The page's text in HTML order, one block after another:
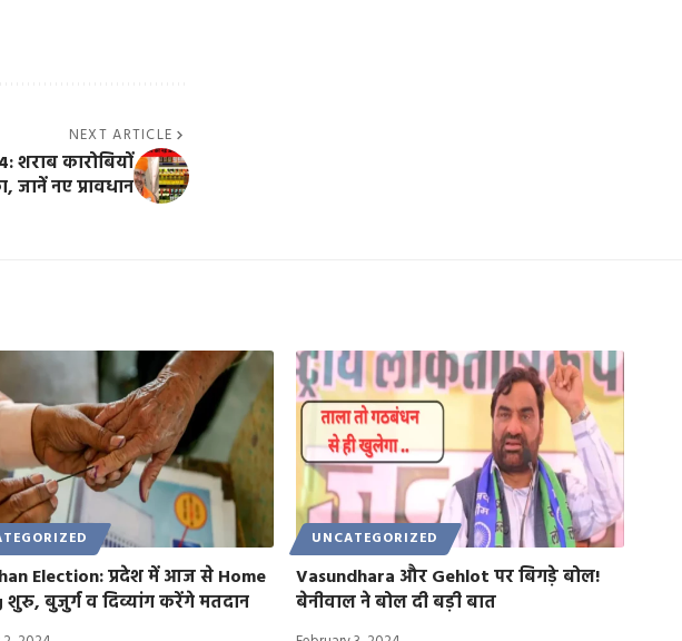
NEXT ARTICLE
शराब कारोबियों
जानें नए प्रावधान
Election: प्रदेश में आज से Home
बुजुर्ग व दिव्यांग करेंगे मतदान
UNCATEGORIZED
Vasundhara और Gehlot पर बिगड़े बोल!
बेनीवाल ने बोल दी बड़ी बात